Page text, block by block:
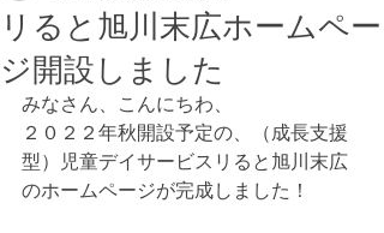
リると旭川末広ホームペー
ジ開設しました
みなさん、こんにちわ、
２０２２年秋開設予定の、（成長支援
型）児童デイサービスリると旭川末広
のホームページが完成しました！